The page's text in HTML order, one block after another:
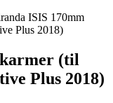
ISIS 170mm
Plus 2018)
(til
Plus 2018)